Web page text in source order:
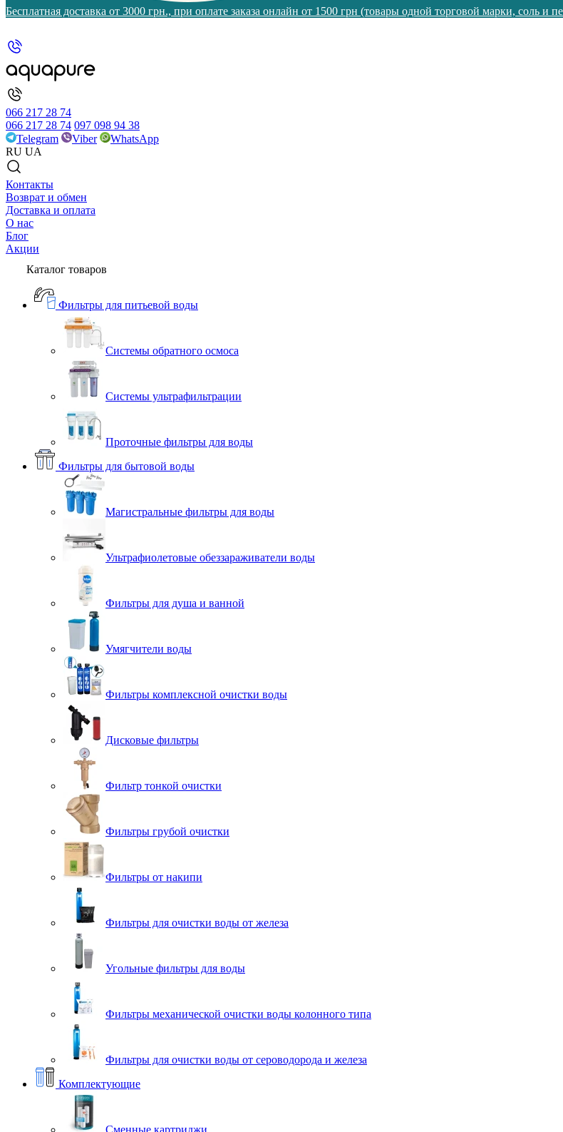
Бесплатная доставка от 3000 грн., при оплате заказа онлайн от 1500 грн (товары одной торговой марки, соль и
066 217 28 74
066 217 28 74 097 098 94 38
Telegram
Viber
WhatsApp
RU UA
Контакты
Возврат и обмен
Доставка и оплата
О нас
Блог
Акции
Каталог товаров
Фильтры для питьевой воды
Системы обратного осмоса
Системы ультрафильтрации
Проточные фильтры для воды
Фильтры для бытовой воды
Магистральные фильтры для воды
Ультрафиолетовые обеззараживатели воды
Фильтры для душа и ванной
Умягчители воды
Фильтры комплексной очистки воды
Дисковые фильтры
Фильтр тонкой очистки
Фильтры грубой очистки
Фильтры от накипи
Фильтры для очистки воды от железа
Угольные фильтры для воды
Фильтры механической очистки воды колонного типа
Фильтры для очистки воды от сероводорода и железа
Комплектующие
Сменные картриджи